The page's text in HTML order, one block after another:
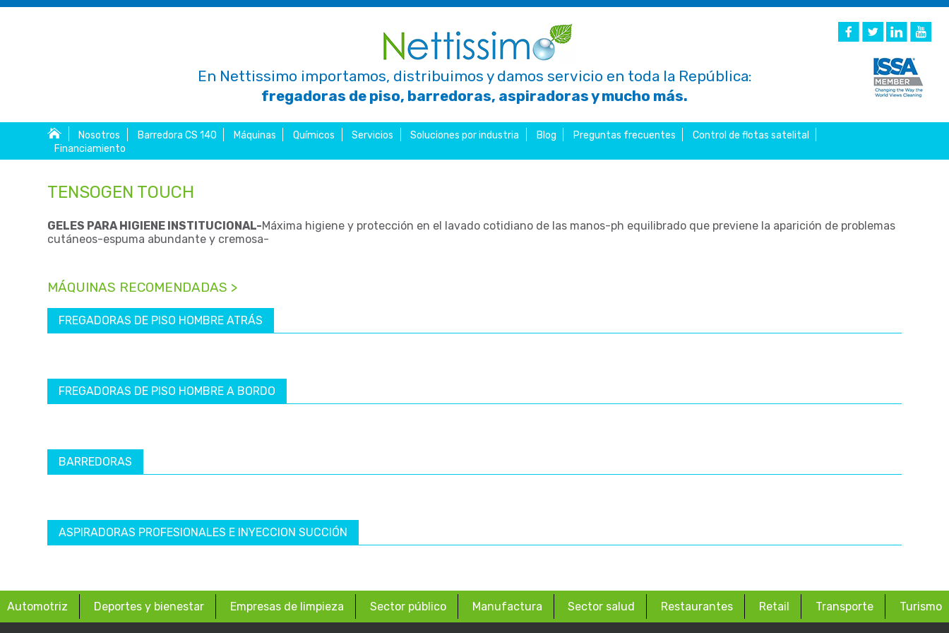
En Nettissimo importamos, distribuimos y damos servicio en toda la República:
fregadoras de piso, barredoras, aspiradoras y mucho más.
Nosotros Barredora CS 140 Máquinas Químicos Servicios Soluciones por industria Blog Preguntas frecuentes
Control de flotas satelital
Financiamiento
TENSOGEN TOUCH
GELES PARA HIGIENE INSTITUCIONAL-Máxima higiene y protección en el lavado cotidiano de las manos-ph equilibrado que previene la aparición de problemas
cutáneos-espuma abundante y cremosa-
MÁQUINAS RECOMENDADAS >
FREGADORAS DE PISO HOMBRE ATRÁS
FREGADORAS DE PISO HOMBRE A BORDO
BARREDORAS
ASPIRADORAS PROFESIONALES E INYECCION SUCCIÓN
Automotriz Deportes y bienestar Empresas de limpieza Sector público Manufactura Sector salud Restaurantes Retail Transporte Turismo